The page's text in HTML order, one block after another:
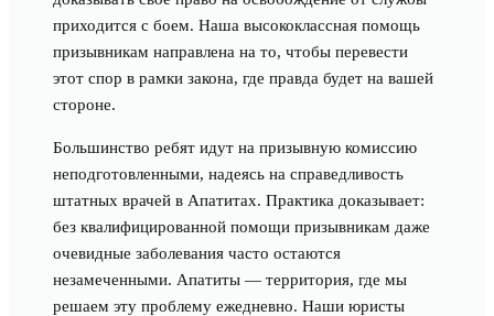
приходится с боем. Наша высококлассная помощь
призывникам направлена на то, чтобы перевести
этот спор в рамки закона, где правда будет на вашей
стороне.
Большинство ребят идут на призывную комиссию
неподготовленными, надеясь на справедливость
штатных врачей в Апатитах. Практика доказывает:
без квалифицированной помощи призывникам даже
очевидные заболевания часто остаются
незамеченными. Апатиты — территория, где мы
решаем эту проблему ежедневно. Наши юристы